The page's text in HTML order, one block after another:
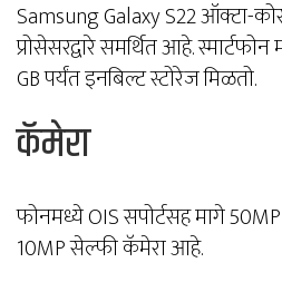
Samsung Galaxy S22 ऑक्टा-
प्रोसेसरद्वारे समर्थित आहे.
GB पर्यंत इनबिल्ट स्टोरेज मिळतो.
कॅमेरा
फोनमध्ये OIS सपोर्टसह मागे
10MP सेल्फी कॅमेरा आहे.